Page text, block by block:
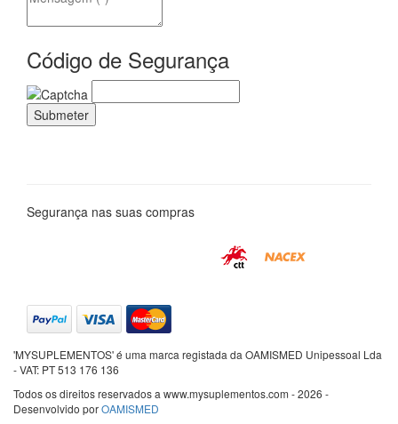
Código de Segurança
Segurança nas suas compras
'MYSUPLEMENTOS' é uma marca registada da OAMISMED Unipessoal Lda
- VAT: PT 513 176 136
Todos os direitos reservados a www.mysuplementos.com - 2026 -
Desenvolvido porOAMISMED